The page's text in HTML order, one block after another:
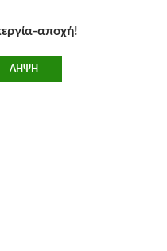
αποχή!
ΛΉΨΗ